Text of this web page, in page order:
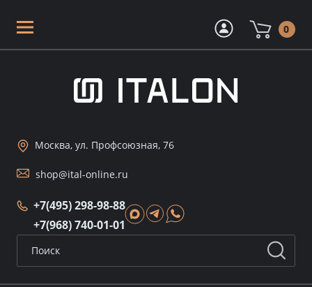
0
Москва, ул. Профсоюзная, 76
shop@ital-online.ru
+7(495) 298-98-88
+7(968) 740-01-01